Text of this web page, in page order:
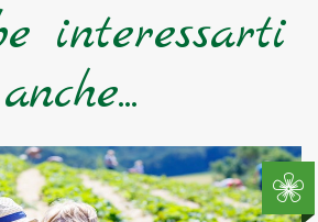
interessarti
anche...